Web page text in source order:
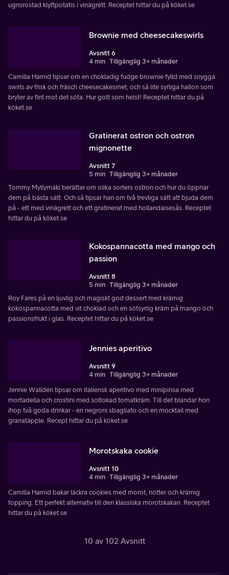
ugnsrostad klyftpotatis i vinägrett. Receptet hittar du på köket.se
Brownie med cheesecakeswirls
Avsnitt 6
4 min Tillgänglig 3+ månader
Camilla Hamid tipsar om en chokladig fudge brownie fylld med snygga
swirls av frisk och fräsch cheesecakesmet, och så lite syrliga hallon som
bryter av fint mot det söta. Hur gott som helst! Receptet hittar du på
köket.se
Gratinerat ostron och ostron
mignonette
Avsnitt 7
5 min Tillgänglig 3+ månader
Tommy Myllymäki berättar om olika sorters ostron och hur du öppnar
dem på bästa sätt. Och så tipsar han om två trevliga sätt att bjuda dem
på - ett med vinägrett och ett gratinerat med hollandaisesås. Receptet
hittar du på köket.se
Kokospannacotta med mango och
passion
Avsnitt 8
5 min Tillgänglig 3+ månader
Roy Fares på en ljuvlig och magiskt god dessert med krämig
kokospannacotta med vit choklad och en sötsyrlig kräm på mango och
passionsfrukt i glas. Receptet hittar du på köket.se
Jennies aperitivo
Avsnitt 9
4 min Tillgänglig 3+ månader
Jennie Walldén tipsar om italiensk aperitivo med minipinsa med
mortadella och crostini med soltokad tomatkräm. Till det blandar hon
ihop två goda drinkar - en negroni sbagliato och en mocktail med
granatäpple. Recept hittar du på köket.se
Morotskaka cookie
Avsnitt 10
4 min Tillgänglig 3+ månader
Camilla Hamid bakar läckra cookies med morot, nötter och krämig
topping. Ett perfekt alternativ till den klassiska morotskakan. Receptet
hittar du på köket.se
10 av 102 Avsnitt